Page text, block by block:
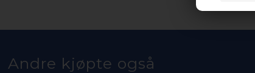
Andre kjøpte også